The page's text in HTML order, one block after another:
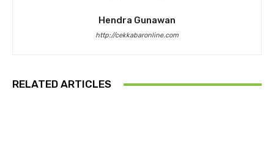
Hendra Gunawan
http://cekkabaronline.com
RELATED ARTICLES